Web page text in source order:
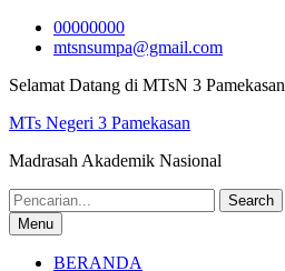
Skip
00000000
mtsnsumpa@gmail.com
Selamat Datang di MTsN 3 Pamekasan
MTs Negeri 3 Pamekasan
Madrasah Akademik Nasional
Search
for:Menu
BERANDA